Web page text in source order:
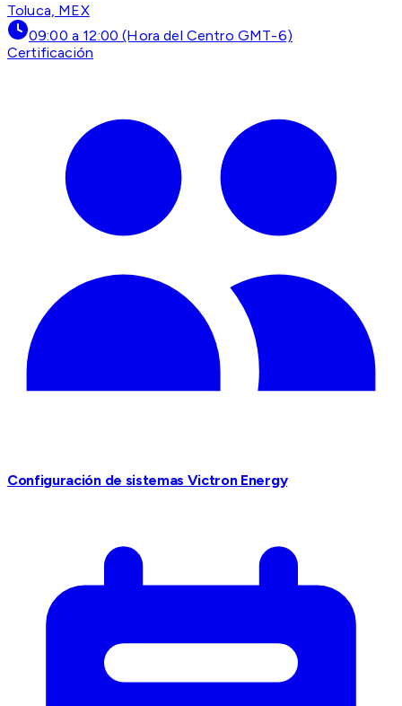
Toluca, MEX
09:00 a 12:00 (Hora del Centro GMT-6)
Certificación
Configuración de sistemas Victron Energy